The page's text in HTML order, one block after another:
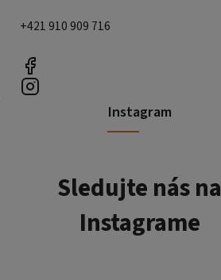
+421 910 909 716
Instagram
Sledujte nás na
Instagrame